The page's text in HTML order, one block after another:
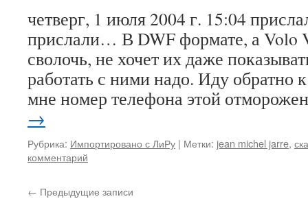
четверг, 1 июля 2004 г. 15:04
прислали… В DWF формате, а Volo
сволочь, не хочет их даже
работать с ними надо. Иду обратно
мне номер телефона этой
→
Рубрика: Импортировано с ЛиРу | Метки: jean michel jarre,
комментарий
← Предыдущие записи